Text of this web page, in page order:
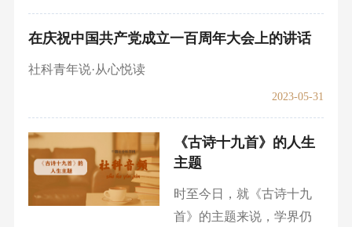
在庆祝中国共产党成立一百周年大会上的讲话
社科青年说·从心悦读
2023-05-31
《古诗十九首》的人生
主题
时至今日，就《古诗十九
首》的主题来说，学界仍